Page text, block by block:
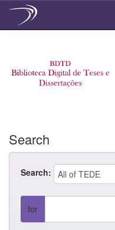
Search
Search:
for